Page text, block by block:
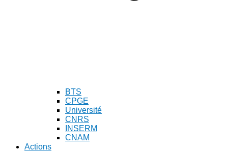
BTS
CPGE
Université
CNRS
INSERM
CNAM
Actions